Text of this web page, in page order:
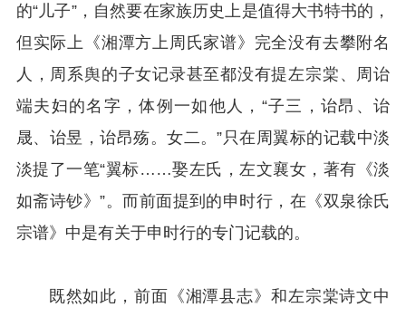
的“儿子”，自然要在家族历史上是值得大书特书的，
但实际上《湘潭方上周氏家谱》完全没有去攀附名
人，周系舆的子女记录甚至都没有提左宗棠、周诒
端夫妇的名字，体例一如他人，“子三，诒昂、诒
晟、诒昱，诒昂殇。女二。”只在周翼标的记载中淡
淡提了一笔“翼标……娶左氏，左文襄女，著有《淡
如斋诗钞》”。而前面提到的申时行，在《双泉徐氏
宗谱》中是有关于申时行的专门记载的。‌
既然如此，前面《湘潭县志》和左宗棠诗文中